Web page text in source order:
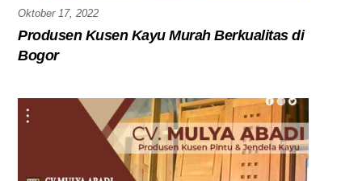
Oktober 17, 2022
Produsen Kusen Kayu Murah Berkualitas di
Bogor